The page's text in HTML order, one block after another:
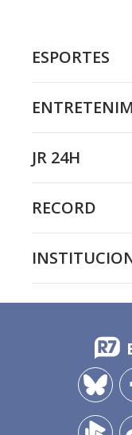
ESPORTES
JR 24H
RECORD